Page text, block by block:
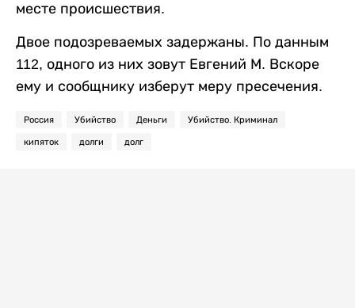
месте происшествия.
Двое подозреваемых задержаны. По данным
112, одного из них зовут Евгений М. Вскоре
ему и сообщнику изберут меру пресечения.
Россия Убийство Деньги Убийство. Криминал
кипяток долги долг